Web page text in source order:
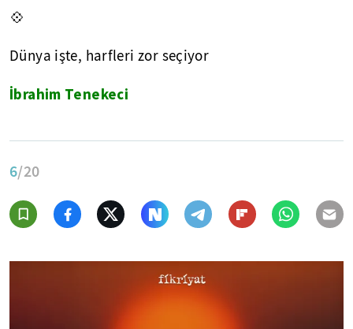
💠
Dünya işte, harfleri zor seçiyor
İbrahim Tenekeci
6/20